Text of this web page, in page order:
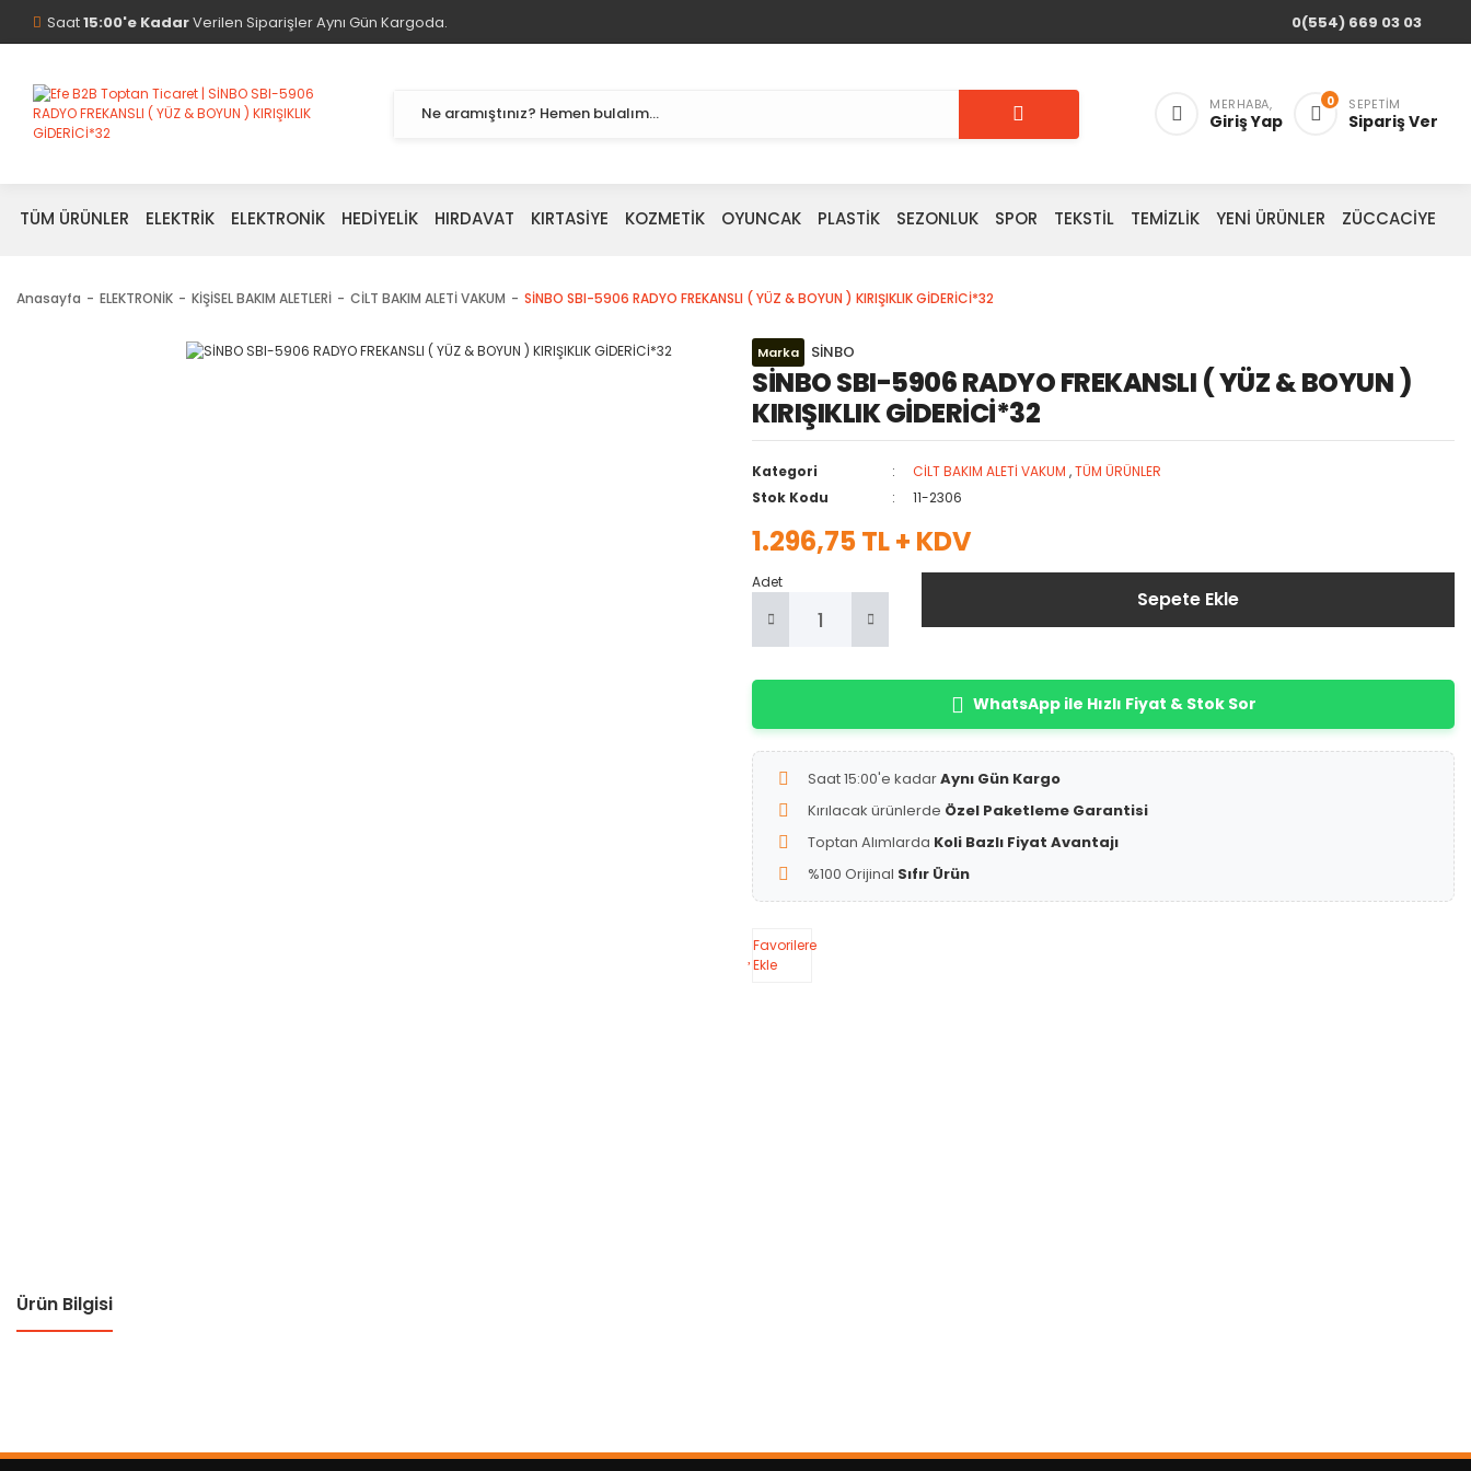
Saat15:00'e KadarVerilen Siparişler Aynı Gün Kargoda. 0(554) 669 03 03
MERHABA,
Giriş Yap
0 SEPETIM
Sipariş Ver
TÜM ÜRÜNLER ELEKTRİK ELEKTRONİK HEDİYELİK HIRDAVAT KIRTASİYE KOZMETİK OYUNCAK PLASTİK SEZONLUK SPOR TEKSTİL TEMİZLİK YENİ ÜRÜNLER ZÜCCACİYE
Anasayfa ELEKTRONİK KİŞİSEL BAKIM ALETLERİ CİLT BAKIM ALETİ VAKUM SİNBO SBI-5906 RADYO FREKANSLI ( YÜZ & BOYUN ) KIRIŞIKLIK GİDERİCİ*32
Marka SİNBO
SİNBO SBI-5906 RADYO FREKANSLI ( YÜZ & BOYUN )
KIRIŞIKLIK GİDERİCİ*32
Kategori CİLT BAKIM ALETİ VAKUM ,TÜM ÜRÜNLER
Stok Kodu
11-2306
1.296,75 TL + KDV
Adet
Sepete Ekle
WhatsApp ile Hızlı Fiyat & Stok Sor
Saat 15:00'e kadarAynı Gün Kargo
Kırılacak ürünlerde Özel Paketleme Garantisi
Toptan Alımlarda Koli Bazlı Fiyat Avantajı
%100 Orijinal Sıfır Ürün
Favorilere
Ekle
Ürün Bilgisi